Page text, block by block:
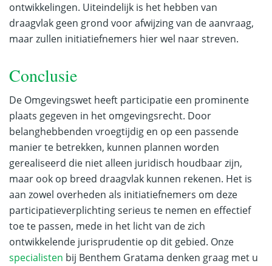
ontwikkelingen. Uiteindelijk is het hebben van
draagvlak geen grond voor afwijzing van de aanvraag,
maar zullen initiatiefnemers hier wel naar streven.
Conclusie
De Omgevingswet heeft participatie een prominente
plaats gegeven in het omgevingsrecht. Door
belanghebbenden vroegtijdig en op een passende
manier te betrekken, kunnen plannen worden
gerealiseerd die niet alleen juridisch houdbaar zijn,
maar ook op breed draagvlak kunnen rekenen. Het is
aan zowel overheden als initiatiefnemers om deze
participatieverplichting serieus te nemen en effectief
toe te passen, mede in het licht van de zich
ontwikkelende jurisprudentie op dit gebied. Onze
specialisten bij Benthem Gratama denken graag met u